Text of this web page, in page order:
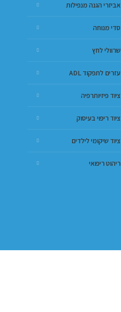
אביזרי הגנה מנפילות
סדי מנוחה
שרוולי לחץ
עזרים לתפקוד ADL
ציוד פיזיותרפיה
ציוד ריפוי בעיסוק
ציוד שיקומי לילדים
ריהוט ריפואי